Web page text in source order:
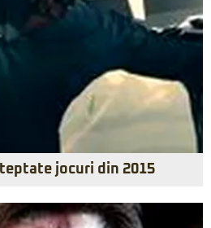
jocuri din 2015